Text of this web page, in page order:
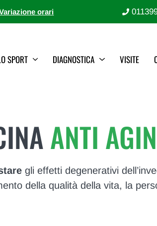
orari
SPORT DIAGNOSTICA VISITE
ANTI
gli effetti degenerativi
della qualità della vita, la